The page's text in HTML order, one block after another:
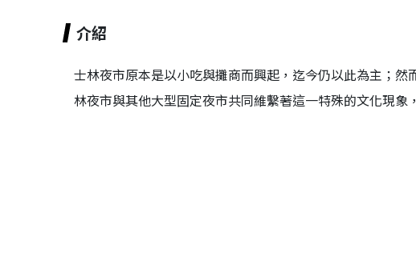
介紹
士林夜市原本是以小吃與攤商而興起，迄今仍以此為主；
林夜市與其他大型固定夜市共同維繫著這一特殊的文化現象